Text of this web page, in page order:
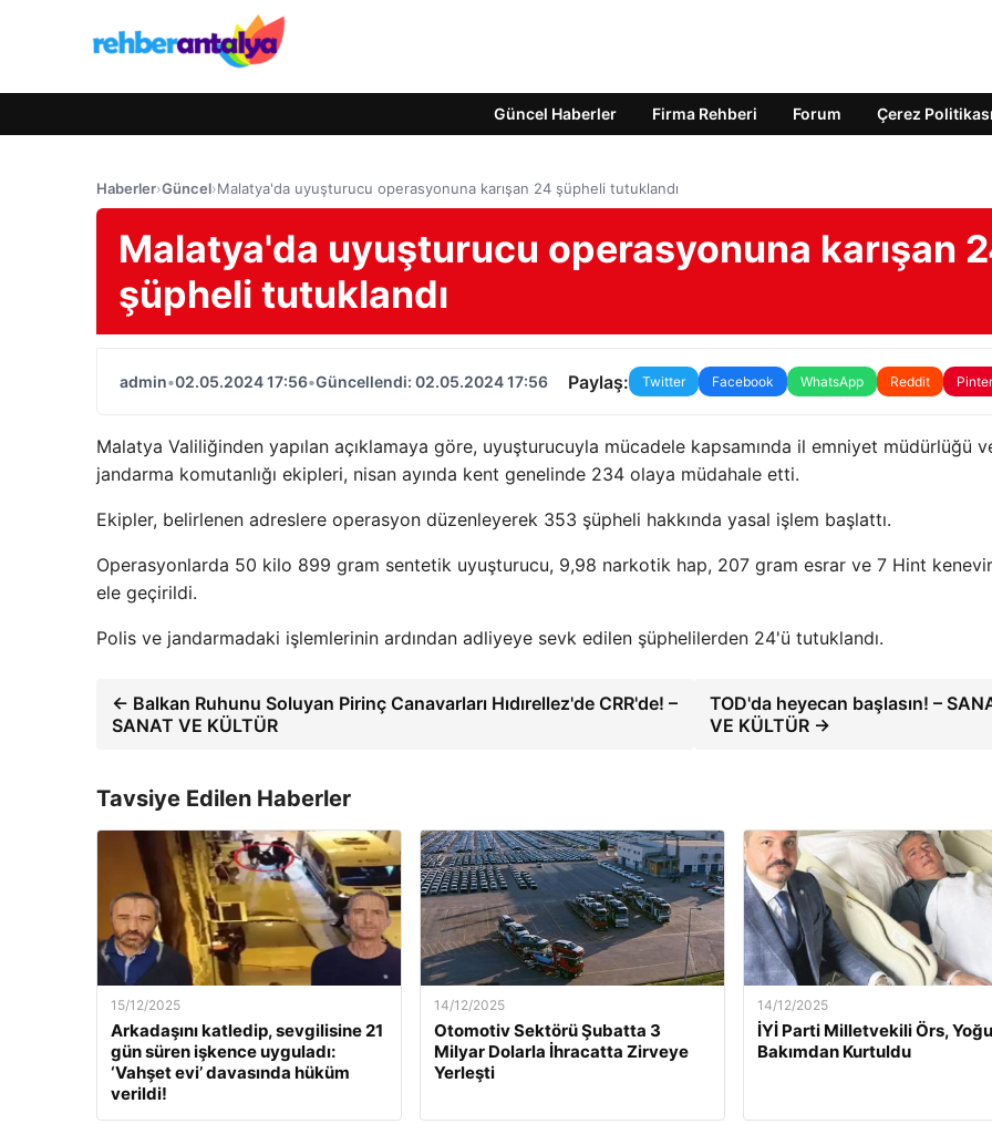
Güncel Haberler Firma Rehberi Forum Çerez Politikası
Haberler›Güncel›Malatya'da uyuşturucu operasyonuna karışan 24 şüpheli tutuklandı
Malatya'da uyuşturucu operasyonuna karışan
şüpheli tutuklandı
admin•02.05.2024 17:56•Güncellendi: 02.05.2024 17:56 Paylaş: Twitter Facebook WhatsApp Reddit
Malatya Valiliğinden yapılan açıklamaya göre, uyuşturucuyla mücadele kapsamında il emniyet müdürlüğü
jandarma komutanlığı ekipleri, nisan ayında kent genelinde 234 olaya müdahale etti.
Ekipler, belirlenen adreslere operasyon düzenleyerek 353 şüpheli hakkında yasal işlem başlattı.
Operasyonlarda 50 kilo 899 gram sentetik uyuşturucu, 9,98 narkotik hap, 207 gram esrar ve 7 Hint
ele geçirildi.
Polis ve jandarmadaki işlemlerinin ardından adliyeye sevk edilen şüphelilerden 24'ü tutuklandı.
← Balkan Ruhunu Soluyan Pirinç Canavarları Hıdırellez'de CRR'de! –
SANAT VE KÜLTÜR
TOD'da heyecan başlasın! –
VE KÜLTÜR →
Tavsiye Edilen Haberler
15/12/2025
Arkadaşını katledip, sevgilisine 21
gün süren işkence uyguladı:
‘Vahşet evi’ davasında hüküm
verildi!
14/12/2025
Otomotiv Sektörü Şubatta 3
Milyar Dolarla İhracatta Zirveye
Yerleşti
14/12/2025
İYİ Parti Milletvekili Örs,
Bakımdan Kurtuldu